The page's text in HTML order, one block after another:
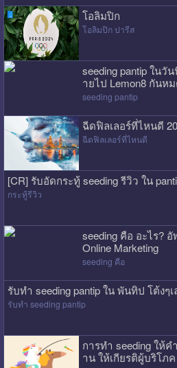
โอลิมปิก
โอลิมปิก ปารีส
seeding pantip ในวั
ายไป Lemon8 กันห
seeding pantip
ฉีดฟิลเลอร์ที่ไหนดี
ฉีดฟิลเลอร์ที่ไหนดี
[CR] รับอัดกระทู้ seeding รีวิว ใน
กระทู้รีวิว
seeding คือ อะไร?
Online Marketing
seeding คือ
รับทำ seeding pantip ใน พันทิป โต้งๆเ
รับทำ seeding pantip
การทำ seeding ให้
าน ให้เกียรติผู้บริโภค